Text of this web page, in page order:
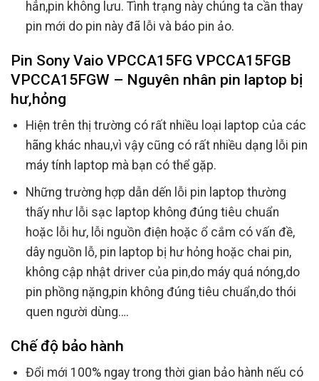
hẳn,pin không lưu. Tình trạng này chúng ta cần thay
pin mới do pin này đã lỗi và báo pin ảo.
Pin Sony Vaio VPCCA15FG VPCCA15FGB
VPCCA15FGW – Nguyên nhân pin laptop bị
hư,hỏng
Hiện trên thị trường có rất nhiều loại laptop của các
hãng khác nhau,vì vậy cũng có rất nhiều dạng lỗi pin
máy tính laptop mà bạn có thể gặp.
Những trường hợp dẫn dến lỗi pin laptop thường
thấy như lỗi sạc laptop không đúng tiêu chuẩn
hoặc lỗi hư, lỗi nguồn điện hoặc ổ cắm có vấn đề,
dây nguồn lỗ, pin laptop bị hư hỏng hoặc chai pin,
không cập nhật driver của pin,do máy quá nóng,do
pin phồng nặng,pin không đúng tiêu chuẩn,do thói
quen người dùng….
Chế độ bảo hành
Đổi mới 100% ngay trong thời gian bảo hành nếu có